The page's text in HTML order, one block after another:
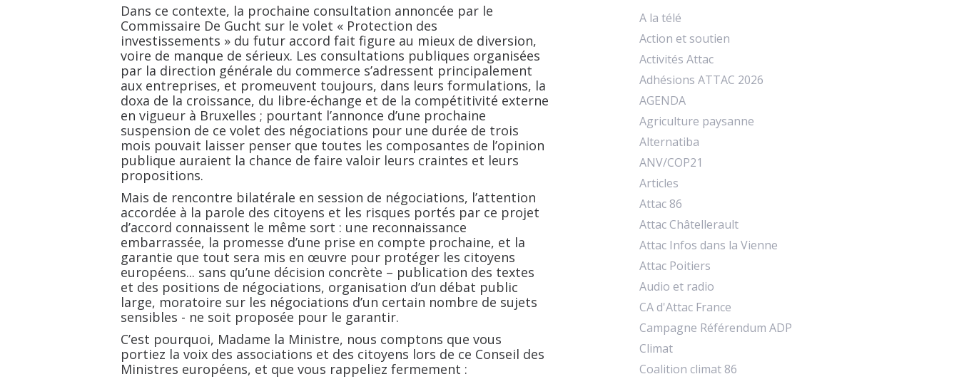
Dans ce contexte, la prochaine consultation annoncée par le
Commissaire De Gucht sur le volet « Protection des
investissements » du futur accord fait figure au mieux de diversion,
voire de manque de sérieux. Les consultations publiques organisées
par la direction générale du commerce s’adressent principalement
aux entreprises, et promeuvent toujours, dans leurs formulations, la
doxa de la croissance, du libre-échange et de la compétitivité externe
en vigueur à Bruxelles ; pourtant l’annonce d’une prochaine
suspension de ce volet des négociations pour une durée de trois
mois pouvait laisser penser que toutes les composantes de l’opinion
publique auraient la chance de faire valoir leurs craintes et leurs
propositions.
Mais de rencontre bilatérale en session de négociations, l’attention
accordée à la parole des citoyens et les risques portés par ce projet
d’accord connaissent le même sort : une reconnaissance
embarrassée, la promesse d’une prise en compte prochaine, et la
garantie que tout sera mis en œuvre pour protéger les citoyens
européens... sans qu’une décision concrète – publication des textes
et des positions de négociations, organisation d’un débat public
large, moratoire sur les négociations d’un certain nombre de sujets
sensibles - ne soit proposée pour le garantir.
C’est pourquoi, Madame la Ministre, nous comptons que vous
portiez la voix des associations et des citoyens lors de ce Conseil des
Ministres européens, et que vous rappeliez fermement :
A la télé
Action et soutien
Activités Attac
Adhésions ATTAC 2026
AGENDA
Agriculture paysanne
Alternatiba
ANV/COP21
Articles
Attac 86
Attac Châtellerault
Attac Infos dans la Vienne
Attac Poitiers
Audio et radio
CA d'Attac France
Campagne Référendum ADP
Climat
Coalition climat 86